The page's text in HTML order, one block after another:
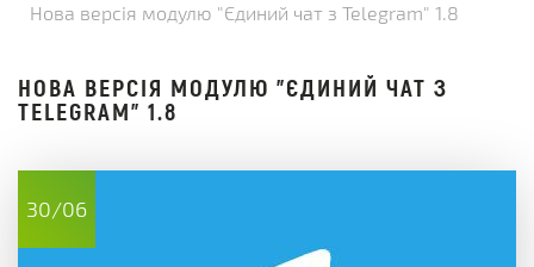
Нова версія модулю "Єдиний чат з Telegram" 1.8
НОВА ВЕРСІЯ МОДУЛЮ "ЄДИНИЙ ЧАТ З
TELEGRAM" 1.8
30/06